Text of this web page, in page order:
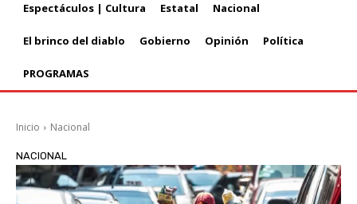
Espectáculos | Cultura Estatal Nacional
El brinco del diablo Gobierno Opinión Política
PROGRAMAS
Inicio Nacional
NACIONAL